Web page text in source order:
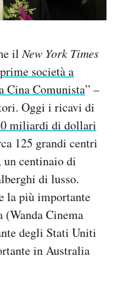
ilNew York Times
società a
Cina Comunista” –
Oggi i ricavi di
miliardi di dollari
125 grandi centri
un centinaio di
di lusso.
la più importante
Cinema
degli Stati Uniti
in Australia